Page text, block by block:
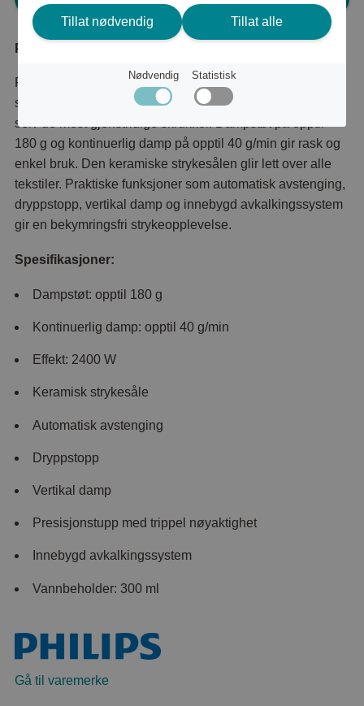
Produktbeskrivelse
Philips 3000 Series DST3030/70 dampstrykejern gjør
strykingen enkel med kraftig damp som effektivt fjerner
selv de mest gjenstridige skrukker. Dampstøt på opptil
180 g og kontinuerlig damp på opptil 40 g/min gir rask og
enkel bruk. Den keramiske strykesålen glir lett over alle
tekstiler. Praktiske funksjoner som automatisk avstenging,
dryppstopp, vertikal damp og innebygd avkalkingssystem
gir en bekymringsfri strykeopplevelse.
Spesifikasjoner:
Dampstøt: opptil 180 g
Kontinuerlig damp: opptil 40 g/min
Effekt: 2400 W
Keramisk strykesåle
Automatisk avstenging
Dryppstopp
Vertikal damp
Presisjonstupp med trippel nøyaktighet
Innebygd avkalkingssystem
Vannbeholder: 300 ml
Gå til varemerke
Tillat nødvendig Tillat alle
Nødvendig Statistisk